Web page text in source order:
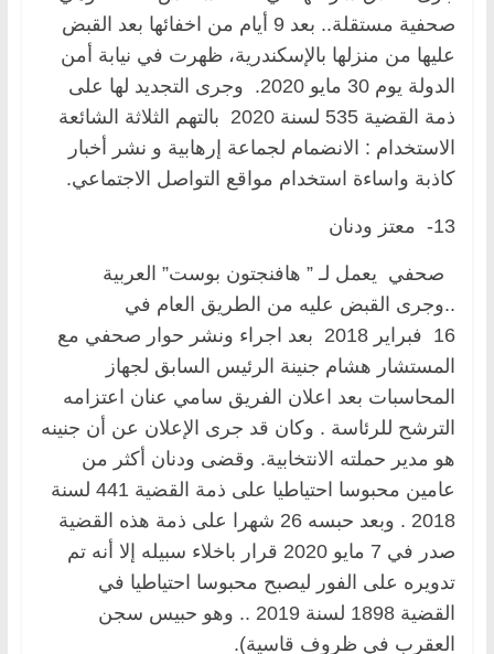
صحفية مستقلة.. بعد 9 أيام من اخفائها بعد القبض
عليها من منزلها بالإسكندرية، ظهرت في نيابة أمن
الدولة يوم 30 مايو 2020. وجرى التجديد لها على
ذمة القضية 535 لسنة 2020 بالتهم الثلاثة الشائعة
الاستخدام : الانضمام لجماعة إرهابية و نشر أخبار
كاذبة واساءة استخدام مواقع التواصل الاجتماعي.
13- معتز ودنان
صحفي يعمل لـ ” هافنجتون بوست” العربية
..وجرى القبض عليه من الطريق العام في
16 فبراير 2018 بعد اجراء ونشر حوار صحفي مع
المستشار هشام جنينة الرئيس السابق لجهاز
المحاسبات بعد اعلان الفريق سامي عنان اعتزامه
الترشح للرئاسة . وكان قد جرى الإعلان عن أن جنينه
هو مدير حملته الانتخابية. وقضى ودنان أكثر من
عامين محبوسا احتياطيا على ذمة القضية 441 لسنة
2018 . وبعد حبسه 26 شهرا على ذمة هذه القضية
صدر في 7 مايو 2020 قرار باخلاء سبيله إلا أنه تم
تدويره على الفور ليصبح محبوسا احتياطيا في
القضية 1898 لسنة 2019 .. وهو حبيس سجن
العقرب في ظروف قاسية).